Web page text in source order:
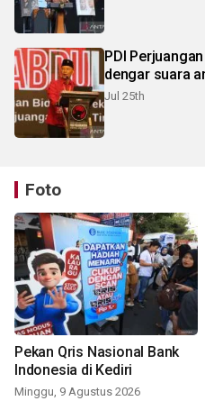
PDI
dengar suara
Jul 25th
Foto
Pekan Qris Nasional Bank
Indonesia di Kediri
Minggu, 9 Agustus 2026